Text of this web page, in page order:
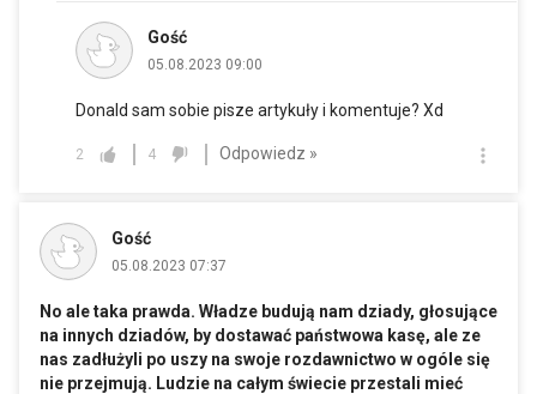
Gość
05.08.2023 09:00
Donald sam sobie pisze artykuły i komentuje? Xd
2 4 Odpowiedz »
Gość
05.08.2023 07:37
No ale taka prawda. Władze budują nam dziady, głosujące
na innych dziadów, by dostawać państwowa kasę, ale ze
nas zadłużyli po uszy na swoje rozdawnictwo w ogóle się
nie przejmują. Ludzie na całym świecie przestali mieć